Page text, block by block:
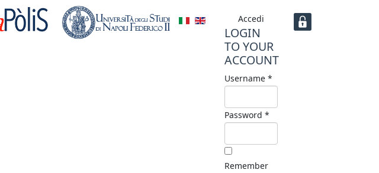
Accedi
LOGIN
TO YOUR
ACCOUNT
Username *
Password *
Remember